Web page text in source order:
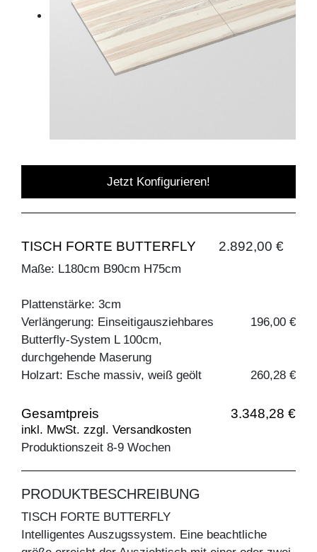
Jetzt Konfigurieren!
TISCH FORTE BUTTERFLY 2.892,00 €
Maße: L180cm B90cm H75cm
Plattenstärke: 3cm
Verlängerung: Einseitigausziehbares
Butterfly-System L 100cm,
durchgehende Maserung
196,00 €
Holzart: Esche massiv, weiß geölt 260,28 €
Gesamtpreis 3.348,28 €
inkl. MwSt. zzgl. Versandkosten
Produktionszeit 8-9 Wochen
PRODUKTBESCHREIBUNG
TISCH FORTE BUTTERFLY
Intelligentes Auszugssystem. Eine beachtliche